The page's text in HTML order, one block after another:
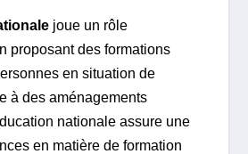
joue un rôle
proposant des formations
en situation de
à des aménagements
nationale assure une
en matière de formation